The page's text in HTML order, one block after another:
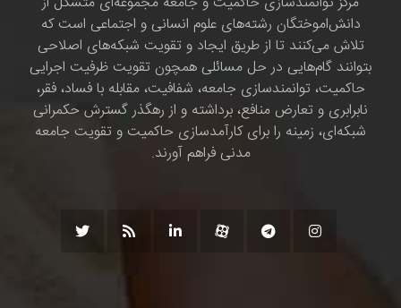
دانش‌اموختگان رشته‌های علوم انسانی و اجتماعی است که
تلاش می‌کنند تا از طریق ایجاد و تقویت شبکه‌های اصلاحی
بتوانند گام‌هایی در حل مسائلی همچون تقویت ظرفیت اجرایی
حاکمیت، توانمندسازی جامعه، شفافیت، مقابله با فساد، فقر،
نابرابری و تعارض منافع، برداشته و از رهگذر گسترش حکمرانی
شبکه‌ای، زمینه را برای کارآمدسازی حاکمیت و تقویت جامعه
مدنی فراهم آورند.